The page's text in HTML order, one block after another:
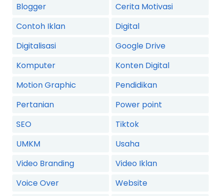
Blogger
Cerita Motivasi
Contoh Iklan
Digital
Digitalisasi
Google Drive
Komputer
Konten Digital
Motion Graphic
Pendidikan
Pertanian
Power point
SEO
Tiktok
UMKM
Usaha
Video Branding
Video Iklan
Voice Over
Website